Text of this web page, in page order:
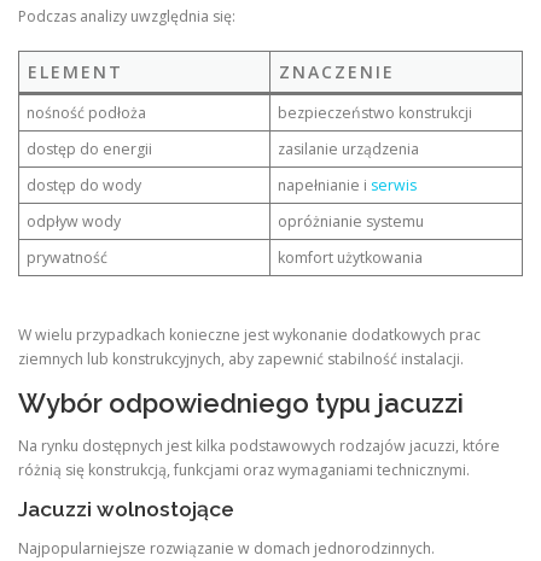
Podczas analizy uwzględnia się:
ELEMENT ZNACZENIE
nośność podłoża
bezpieczeństwo konstrukcji
dostęp do energii
zasilanie urządzenia
dostęp do wody
napełnianie i serwis
odpływ wody
opróżnianie systemu
prywatność
komfort użytkowania
W wielu przypadkach konieczne jest wykonanie dodatkowych prac
ziemnych lub konstrukcyjnych, aby zapewnić stabilność instalacji.
Wybór odpowiedniego typu jacuzzi
Na rynku dostępnych jest kilka podstawowych rodzajów jacuzzi, które
różnią się konstrukcją, funkcjami oraz wymaganiami technicznymi.
Jacuzzi wolnostojące
Najpopularniejsze rozwiązanie w domach jednorodzinnych.